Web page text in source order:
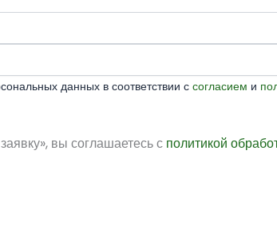
данных в соответствии с согласием и
вы соглашаетесь с политикой